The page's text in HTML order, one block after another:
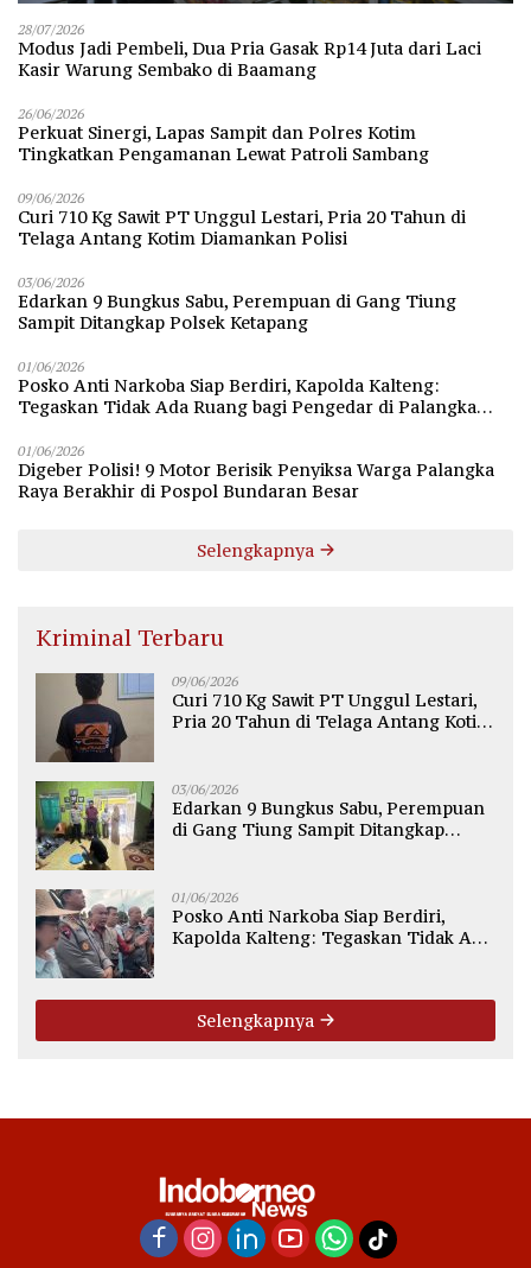
28/07/2026
Modus Jadi Pembeli, Dua Pria Gasak Rp14 Juta dari Laci
Kasir Warung Sembako di Baamang
26/06/2026
Perkuat Sinergi, Lapas Sampit dan Polres Kotim
Tingkatkan Pengamanan Lewat Patroli Sambang
09/06/2026
Curi 710 Kg Sawit PT Unggul Lestari, Pria 20 Tahun di
Telaga Antang Kotim Diamankan Polisi
03/06/2026
Edarkan 9 Bungkus Sabu, Perempuan di Gang Tiung
Sampit Ditangkap Polsek Ketapang
01/06/2026
Posko Anti Narkoba Siap Berdiri, Kapolda Kalteng:
Tegaskan Tidak Ada Ruang bagi Pengedar di Palangka
01/06/2026
Digeber Polisi! 9 Motor Berisik Penyiksa Warga Palangka
Raya Berakhir di Pospol Bundaran Besar
Selengkapnya
Kriminal Terbaru
09/06/2026
Curi 710 Kg Sawit PT Unggul Lestari,
Pria 20 Tahun di Telaga Antang Kotim
03/06/2026
Edarkan 9 Bungkus Sabu, Perempuan
di Gang Tiung Sampit Ditangkap
01/06/2026
Posko Anti Narkoba Siap Berdiri,
Kapolda Kalteng: Tegaskan Tidak Ada
Selengkapnya